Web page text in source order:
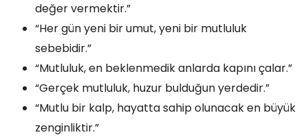
değer vermektir.”
“Her gün yeni bir umut, yeni bir mutluluk
sebebidir.”
“Mutluluk, en beklenmedik anlarda kapını çalar.”
“Gerçek mutluluk, huzur bulduğun yerdedir.”
“Mutlu bir kalp, hayatta sahip olunacak en büyük
zenginliktir.”